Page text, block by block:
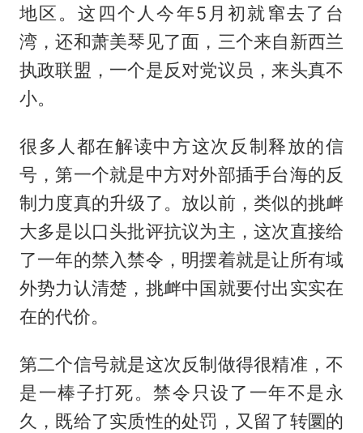
地区。这四个人今年5月初就窜去了台
湾，还和萧美琴见了面，三个来自新西兰
执政联盟，一个是反对党议员，来头真不
小。
很多人都在解读中方这次反制释放的信
号，第一个就是中方对外部插手台海的反
制力度真的升级了。放以前，类似的挑衅
大多是以口头批评抗议为主，这次直接给
了一年的禁入禁令，明摆着就是让所有域
外势力认清楚，挑衅中国就要付出实实在
在的代价。
第二个信号就是这次反制做得很精准，不
是一棒子打死。禁令只设了一年不是永
久，既给了实质性的处罚，又留了转圜的